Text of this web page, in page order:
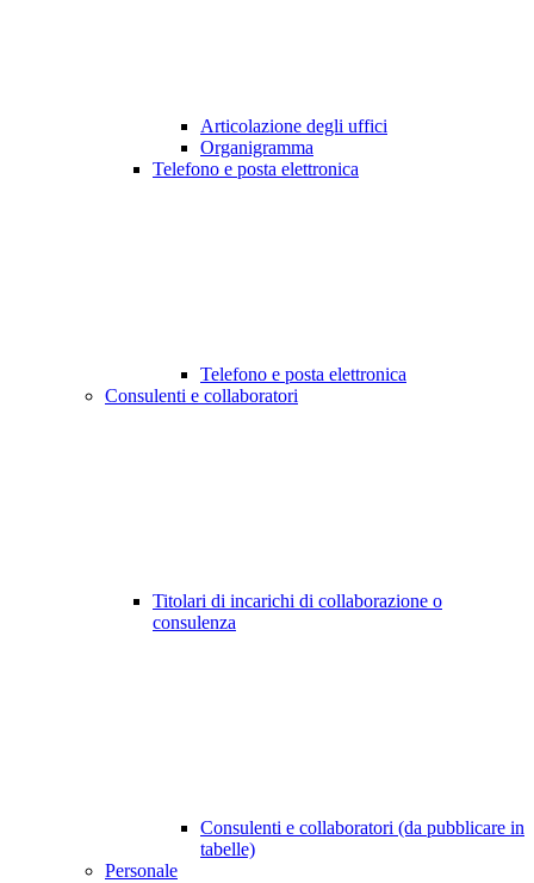
Articolazione degli uffici
Organigramma
Telefono e posta elettronica
Telefono e posta elettronica
Consulenti e collaboratori
Titolari di incarichi di collaborazione o
consulenza
Consulenti e collaboratori (da pubblicare in
tabelle)
Personale